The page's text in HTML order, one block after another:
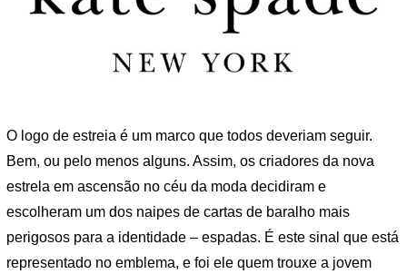
O logo de estreia é um marco que todos deveriam seguir.
Bem, ou pelo menos alguns. Assim, os criadores da nova
estrela em ascensão no céu da moda decidiram e
escolheram um dos naipes de cartas de baralho mais
perigosos para a identidade – espadas. É este sinal que está
representado no emblema, e foi ele quem trouxe a jovem